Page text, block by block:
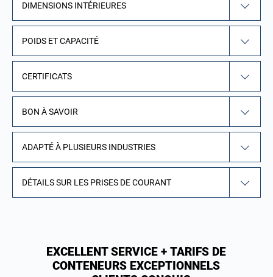
DIMENSIONS INTÉRIEURES
POIDS ET CAPACITÉ
CERTIFICATS
BON À SAVOIR
ADAPTÉ À PLUSIEURS INDUSTRIES
DÉTAILS SUR LES PRISES DE COURANT
EXCELLENT SERVICE + TARIFS DE
CONTENEURS EXCEPTIONNELS